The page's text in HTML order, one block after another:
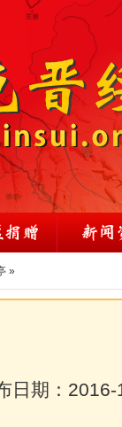
»
日期： 2016-